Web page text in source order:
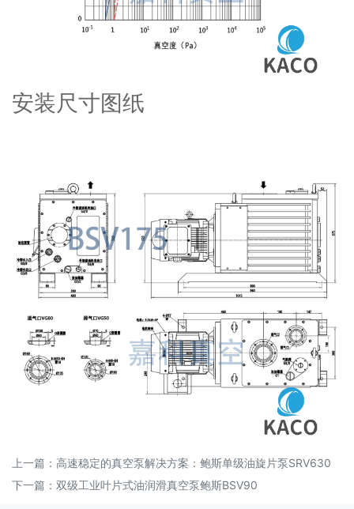
安装尺寸图纸
上一篇： 高速稳定的真空泵解决方案：鲍斯单级油旋片泵SRV630
下一篇： 双级工业叶片式油润滑真空泵鲍斯BSV90